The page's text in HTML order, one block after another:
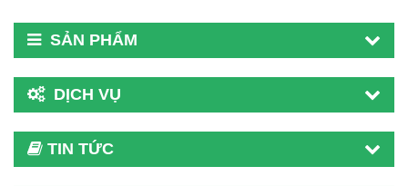
SẢN PHẨM
DỊCH VỤ
TIN TỨC